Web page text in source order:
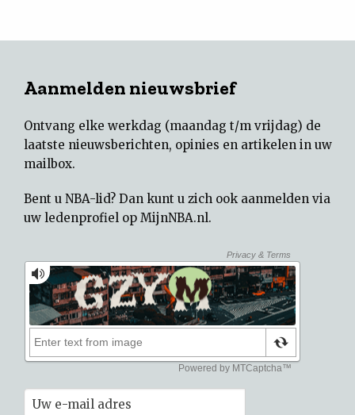
Aanmelden nieuwsbrief
Ontvang elke werkdag (maandag t/m vrijdag) de
laatste nieuwsberichten, opinies en artikelen in uw
mailbox.
Bent u NBA-lid? Dan kunt u zich ook aanmelden via
uw ledenprofiel op MijnNBA.nl.